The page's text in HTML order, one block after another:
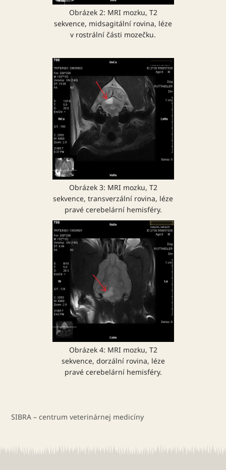
Obrázek 2: MRI mozku, T2
sekvence, midsagitální rovina, léze
v rostrální části mozečku.
Obrázek 3: MRI mozku, T2
sekvence, transverzální rovina, léze
pravé cerebelární hemisféry.
Obrázek 4: MRI mozku, T2
sekvence, dorzální rovina, léze
pravé cerebelární hemisféry.
SIBRA – centrum veterinárnej medicíny